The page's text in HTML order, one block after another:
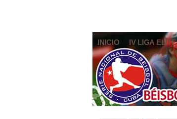
INICIO IV LIGA ELITE